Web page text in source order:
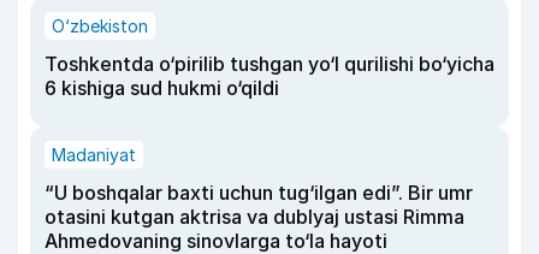
O‘zbekiston
Toshkentda o‘pirilib tushgan yo‘l qurilishi bo‘yicha
6 kishiga sud hukmi o‘qildi
Madaniyat
“U boshqalar baxti uchun tug‘ilgan edi”. Bir umr
otasini kutgan aktrisa va dublyaj ustasi Rimma
Ahmedovaning sinovlarga to‘la hayoti